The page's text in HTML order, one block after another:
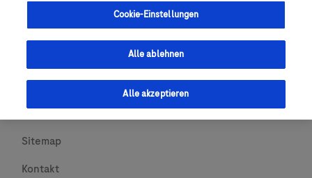
Cookie-Einstellungen
Urheberrecht
Newsletter abonnieren
Sitemap
Kontakt
Cookie-Einstellungen
Alle ablehnen
Alle akzeptieren